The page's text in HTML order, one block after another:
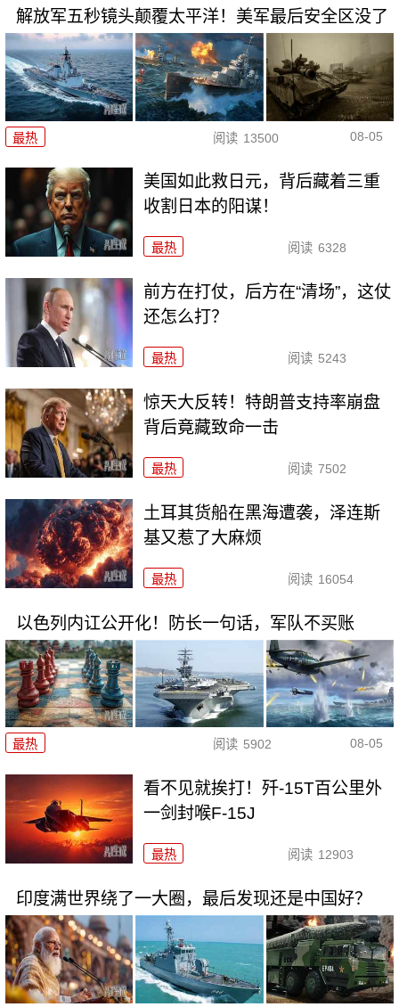
解放军五秒镜头颠覆太平洋！美军最后安全区没了
最热 阅读 13500 08-05
美国如此救日元，背后藏着三重
收割日本的阳谋！
最热 阅读 6328
前方在打仗，后方在“清场”，这仗
还怎么打？
最热 阅读 5243
惊天大反转！特朗普支持率崩盘
背后竟藏致命一击
最热 阅读 7502
土耳其货船在黑海遭袭，泽连斯
基又惹了大麻烦
最热 阅读 16054
以色列内讧公开化！防长一句话，军队不买账
最热 阅读 5902 08-05
看不见就挨打！歼-15T百公里外
一剑封喉F-15J
最热 阅读 12903
印度满世界绕了一大圈，最后发现还是中国好？